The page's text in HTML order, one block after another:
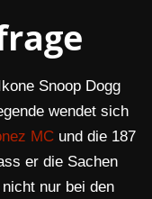
Snoop Dogg
wendet sich
MC und die 187
er die Sachen
nur bei den